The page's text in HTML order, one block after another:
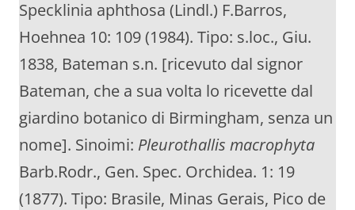
Specklinia aphthosa (Lindl.) F.Barros,
Hoehnea 10: 109 (1984). Tipo: s.loc., Giu.
1838, Bateman s.n. [ricevuto dal signor
Bateman, che a sua volta lo ricevette dal
giardino botanico di Birmingham, senza un
nome]. Sinoimi: Pleurothallis macrophyta
Barb.Rodr., Gen. Spec. Orchidea. 1: 19
(1877). Tipo: Brasile, Minas Gerais, Pico de